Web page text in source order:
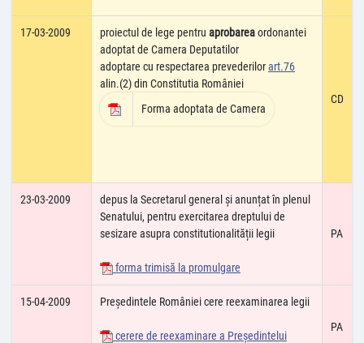
17-03-2009 proiectul de lege pentru aprobareaordonantei
adoptat de Camera Deputatilor
adoptare cu respectarea prevederilorart.76
alin.(2) din Constitutia României
Forma adoptata de Camera
CD
23-03-2009
depus la Secretarul general și anunțat în plenul
Senatului, pentru exercitarea dreptului de
sesizare asupra constitutionalității legii
forma trimisă la promulgare
PA
15-04-2009 Președintele României cere reexaminarea legii
cerere de reexaminare a Preşedintelui
PA